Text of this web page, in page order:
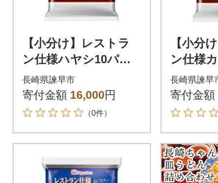
【小分け】レストラ
ン仕様ハヤシ10パッ
クセット(1パック4袋
入) 計40食分(諫早市)
長崎県諫早市
寄付金額 16,000円
（0件）
【小分
ン仕様
パック
ク4袋入
早市)
長崎県諫早
寄付金額